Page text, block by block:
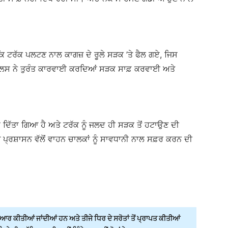
ਪਲਟਣ ਨਾਲ ਕਾਗਜ਼ ਦੇ ਰੂਲੇ ਸੜਕ ’ਤੇ ਫੈਲ ਗਏ, ਜਿਸ
ਨੇ ਤੁਰੰਤ ਕਾਰਵਾਈ ਕਰਦਿਆਂ ਸੜਕ ਸਾਫ਼ ਕਰਵਾਈ ਅਤੇ
ਗਿਆ ਹੈ ਅਤੇ ਟਰੱਕ ਨੂੰ ਜਲਦ ਹੀ ਸੜਕ ਤੋਂ ਹਟਾਉਣ ਦੀ
ਵੱਲੋਂ ਵਾਹਨ ਚਾਲਕਾਂ ਨੂੰ ਸਾਵਧਾਨੀ ਨਾਲ ਸਫ਼ਰ ਕਰਨ ਦੀ
ਕੀਤੀਆਂ ਜਾਂਦੀਆਂ ਹਨ ਅਤੇ ਤੀਜੇ ਧਿਰ ਦੇ ਸਰੋਤਾਂ ਤੋਂ ਪ੍ਰਾਪਤ ਕੀਤੀਆਂ